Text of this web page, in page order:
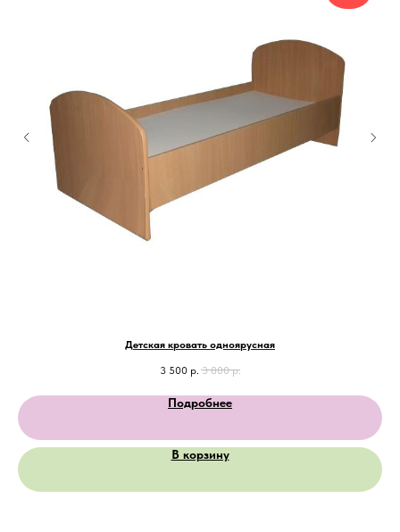
Детская кровать одноярусная
3 500 р. 3 800 р.
Подробнее
В корзину